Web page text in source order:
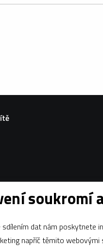
soukromí
sdílením dat nám poskytnete
těmito webovými stránkami. Dále souhlasíte